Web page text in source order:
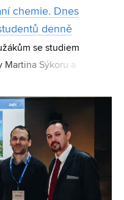
chemie. Dnes
denně
se studiem
Sýkoru a
procvičovat